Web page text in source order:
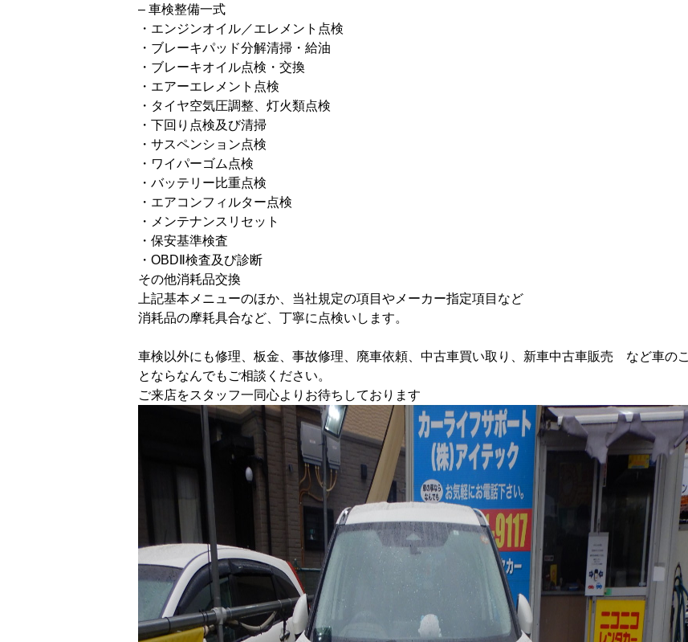
– 車検整備一式
・エンジンオイル／エレメント点検
・ブレーキパッド分解清掃・給油
・ブレーキオイル点検・交換
・エアーエレメント点検
・タイヤ空気圧調整、灯火類点検
・下回り点検及び清掃
・サスペンション点検
・ワイパーゴム点検
・バッテリー比重点検
・エアコンフィルター点検
・メンテナンスリセット
・保安基準検査
・OBDⅡ検査及び診断
その他消耗品交換
上記基本メニューのほか、当社規定の項目やメーカー指定項目など
消耗品の摩耗具合など、丁寧に点検いします。
車検以外にも修理、板金、事故修理、廃車依頼、中古車買い取り、新車中古車販売 など車のこ
とならなんでもご相談ください。
ご来店をスタッフ一同心よりお待ちしております